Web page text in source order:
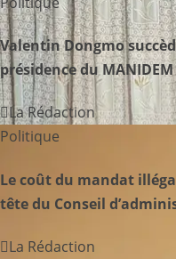
t
i
o
n
d
e
l
Valentin Dongmo
présidence du MANIDEM
La Rédaction
Politique
Le coût du mandat
tête du Conseil
La Rédaction